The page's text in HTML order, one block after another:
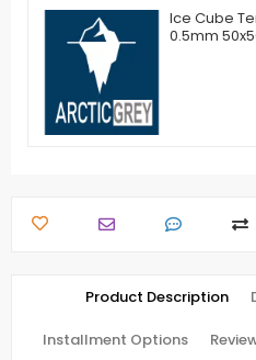
Ice Cube
0.5mm
Product Description
Installment Options